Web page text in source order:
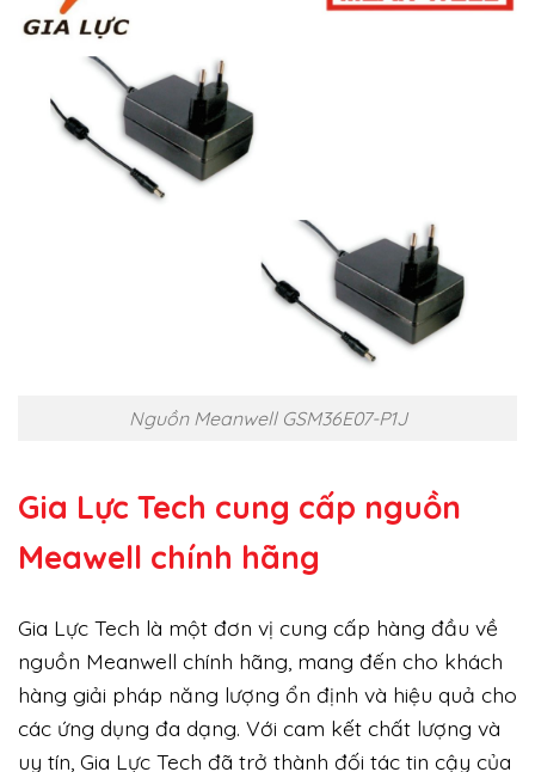
Nguồn Meanwell GSM36E07-P1J
Gia Lực Tech cung cấp nguồn
Meawell chính hãng
Gia Lực Tech là một đơn vị cung cấp hàng đầu về
nguồn Meanwell chính hãng, mang đến cho khách
hàng giải pháp năng lượng ổn định và hiệu quả cho
các ứng dụng đa dạng. Với cam kết chất lượng và
uy tín, Gia Lực Tech đã trở thành đối tác tin cậy của